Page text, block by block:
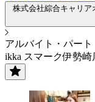
株式会社綜合キャリ
アルバイト・パート
ikka スマーク伊勢崎